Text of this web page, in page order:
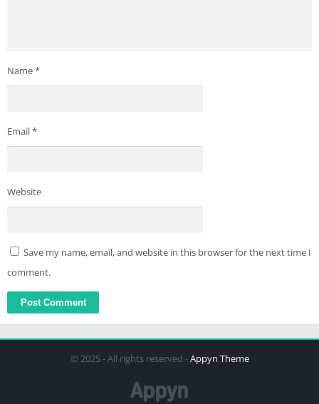
Name*
Email*
Website
Save my name, email, and website in this browser for the next time I
comment.
© 2025 - All rights reserved -Appyn Theme